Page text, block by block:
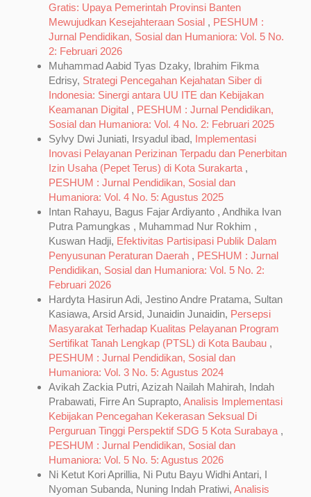
Gratis: Upaya Pemerintah Provinsi Banten
Mewujudkan Kesejahteraan Sosial , PESHUM :
Jurnal Pendidikan, Sosial dan Humaniora: Vol. 5 No.
2: Februari 2026
Muhammad Aabid Tyas Dzaky, Ibrahim Fikma
Edrisy, Strategi Pencegahan Kejahatan Siber di
Indonesia: Sinergi antara UU ITE dan Kebijakan
Keamanan Digital , PESHUM : Jurnal Pendidikan,
Sosial dan Humaniora: Vol. 4 No. 2: Februari 2025
Sylvy Dwi Juniati, Irsyadul ibad, Implementasi
Inovasi Pelayanan Perizinan Terpadu dan Penerbitan
Izin Usaha (Pepet Terus) di Kota Surakarta ,
PESHUM : Jurnal Pendidikan, Sosial dan
Humaniora: Vol. 4 No. 5: Agustus 2025
Intan Rahayu, Bagus Fajar Ardiyanto , Andhika Ivan
Putra Pamungkas , Muhammad Nur Rokhim ,
Kuswan Hadji, Efektivitas Partisipasi Publik Dalam
Penyusunan Peraturan Daerah , PESHUM : Jurnal
Pendidikan, Sosial dan Humaniora: Vol. 5 No. 2:
Februari 2026
Hardyta Hasirun Adi, Jestino Andre Pratama, Sultan
Kasiawa, Arsid Arsid, Junaidin Junaidin, Persepsi
Masyarakat Terhadap Kualitas Pelayanan Program
Sertifikat Tanah Lengkap (PTSL) di Kota Baubau ,
PESHUM : Jurnal Pendidikan, Sosial dan
Humaniora: Vol. 3 No. 5: Agustus 2024
Avikah Zackia Putri, Azizah Nailah Mahirah, Indah
Prabawati, Firre An Suprapto, Analisis Implementasi
Kebijakan Pencegahan Kekerasan Seksual Di
Perguruan Tinggi Perspektif SDG 5 Kota Surabaya ,
PESHUM : Jurnal Pendidikan, Sosial dan
Humaniora: Vol. 5 No. 5: Agustus 2026
Ni Ketut Kori Aprillia, Ni Putu Bayu Widhi Antari, I
Nyoman Subanda, Nuning Indah Pratiwi, Analisis